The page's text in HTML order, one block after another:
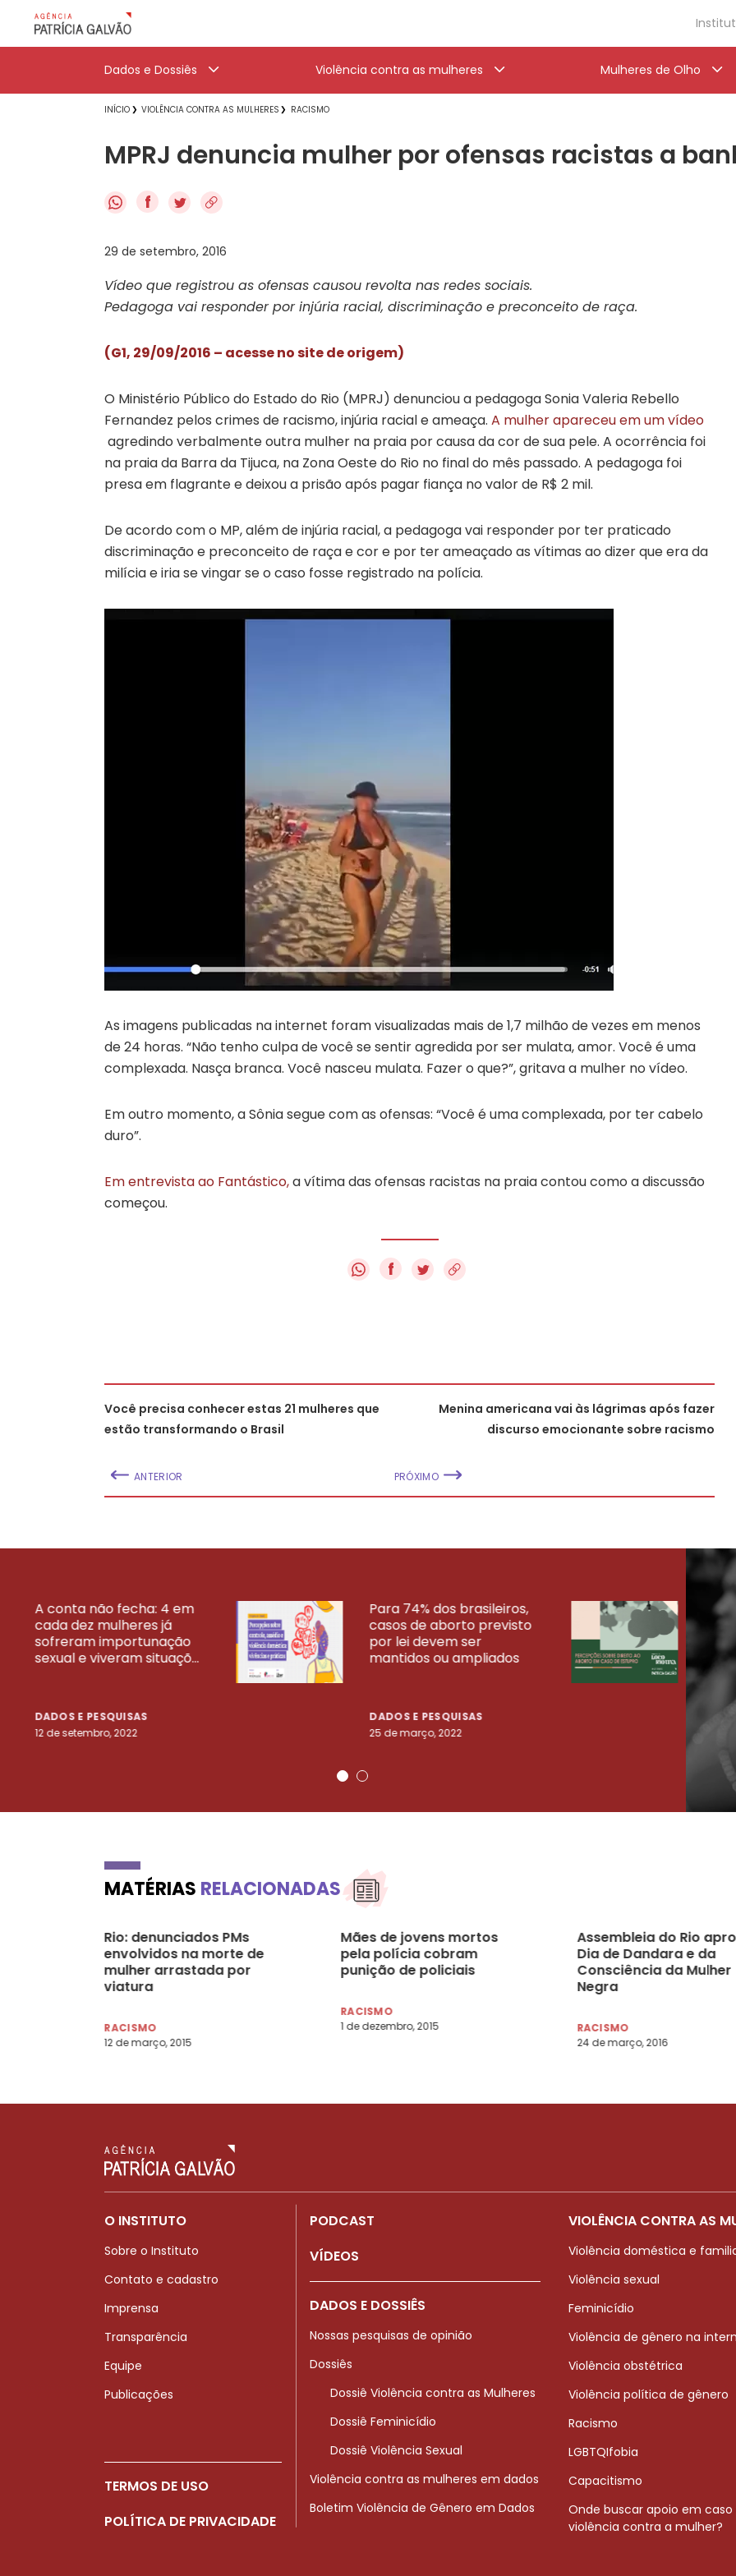
Dados e Dossiês Violência contra as mulheres Mulheres de Olho
INÍCIO VIOLÊNCIA CONTRA AS MULHERES RACISMO
MPRJ denuncia mulher por ofensas racistas a
f
29 de setembro, 2016
Vídeo que registrou as ofensas causou revolta nas redes sociais.
Pedagoga vai responder por injúria racial, discriminação e preconceito de raça.
(G1, 29/09/2016 – acesse no site de origem)
O Ministério Público do Estado do Rio (MPRJ) denunciou a pedagoga Sonia Valeria Rebello
Fernandez pelos crimes de racismo, injúria racial e ameaça. A mulher apareceu em um vídeo
agredindo verbalmente outra mulher na praia por causa da cor de sua pele. A ocorrência foi
na praia da Barra da Tijuca, na Zona Oeste do Rio no final do mês passado. A pedagoga foi
presa em flagrante e deixou a prisão após pagar fiança no valor de R$ 2 mil.
De acordo com o MP, além de injúria racial, a pedagoga vai responder por ter praticado
discriminação e preconceito de raça e cor e por ter ameaçado as vítimas ao dizer que era da
milícia e iria se vingar se o caso fosse registrado na polícia.
As imagens publicadas na internet foram visualizadas mais de 1,7 milhão de vezes em menos
de 24 horas. “Não tenho culpa de você se sentir agredida por ser mulata, amor. Você é uma
complexada. Nasça branca. Você nasceu mulata. Fazer o que?”, gritava a mulher no vídeo.
Em outro momento, a Sônia segue com as ofensas: “Você é uma complexada, por ter cabelo
duro”.
Em entrevista ao Fantástico,a vítima das ofensas racistas na praia contou como a discussão
começou.
f
Você precisa conhecer estas 21 mulheres que
estão transformando o Brasil
ANTERIOR
Menina americana vai às lágrimas após fazer
discurso emocionante sobre racismo
PRÓXIMO
A conta não fecha: 4 em
cada dez mulheres já
sofreram importunação
sexual e viveram situaçõ...
DADOS E PESQUISAS
12 de setembro, 2022
Para 74% dos brasileiros,
casos de aborto previsto
por lei devem ser
mantidos ou ampliados
DADOS E PESQUISAS
25 de março, 2022
23
VEJA MAIS PESQUISAS
MATÉRIAS RELACIONADAS
Rio: denunciados PMs
envolvidos na morte de
mulher arrastada por
viatura
RACISMO
12 de março, 2015
Mães de jovens mortos
pela polícia cobram
punição de policiais
RACISMO
1 de dezembro, 2015
Assembleia do Rio
Dia de Dandara e da
Consciência da Mulher
Negra
RACISMO
24 de março, 2016
O INSTITUTO
Sobre o Instituto
Contato e cadastro
Imprensa
Transparência
Equipe
Publicações
TERMOS DE USO
POLÍTICA DE PRIVACIDADE
PODCAST
VÍDEOS
DADOS E DOSSIÊS
Nossas pesquisas de opinião
Dossiês
Dossiê Violência contra as Mulheres
Dossiê Feminicídio
Dossiê Violência Sexual
Violência contra as mulheres em dados
Boletim Violência de Gênero em Dados
VIOLÊNCIA CONTRA AS
Violência doméstica e
Violência sexual
Feminicídio
Violência de gênero na
Violência obstétrica
Violência política de gênero
Racismo
LGBTQIfobia
Capacitismo
Onde buscar apoio em caso
violência contra a mulher?